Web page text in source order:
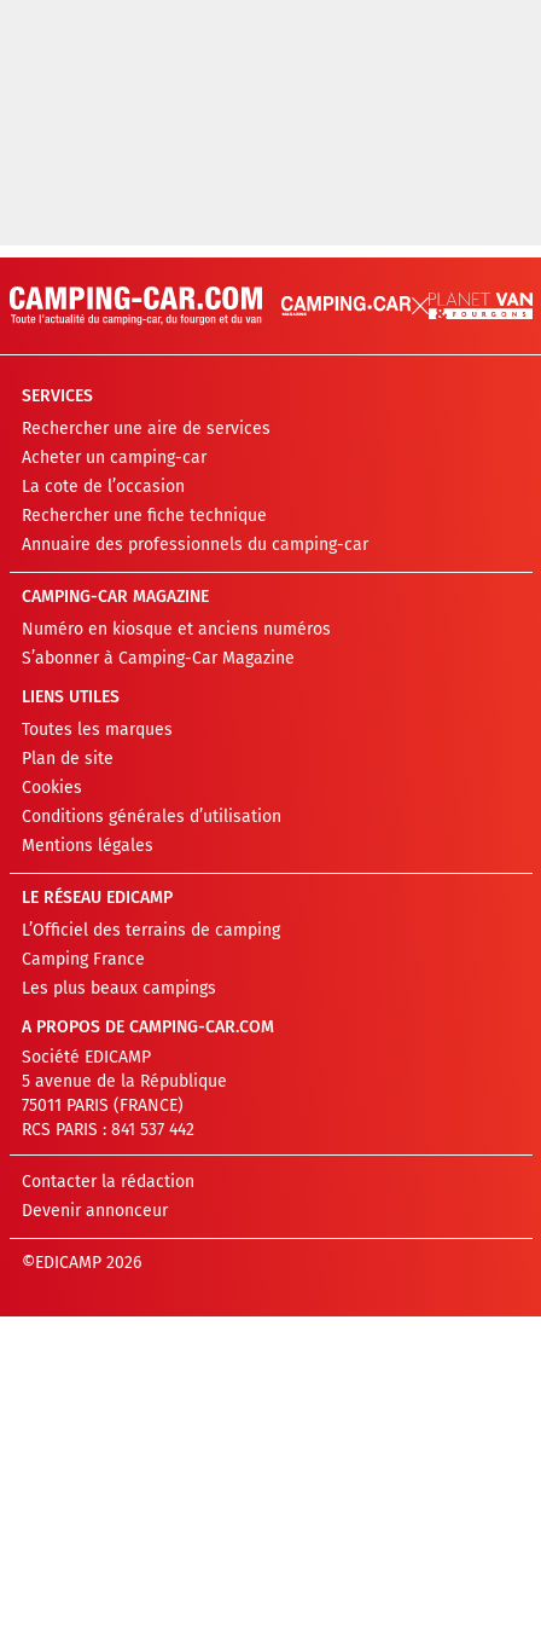
SERVICES
Rechercher une aire de services
Acheter un camping-car
La cote de l’occasion
Rechercher une fiche technique
Annuaire des professionnels du camping-car
CAMPING-CAR MAGAZINE
Numéro en kiosque et anciens numéros
S’abonner à Camping-Car Magazine
LIENS UTILES
Toutes les marques
Plan de site
Cookies
Conditions générales d’utilisation
Mentions légales
LE RÉSEAU EDICAMP
L’Officiel des terrains de camping
Camping France
Les plus beaux campings
A PROPOS DE CAMPING-CAR.COM
Société EDICAMP
5 avenue de la République
75011 PARIS (FRANCE)
RCS PARIS : 841 537 442
Contacter la rédaction
Devenir annonceur
©EDICAMP 2026